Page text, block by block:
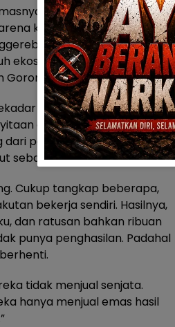
palsu, bukan juga
ketakutan telah
beberapa
ekosistem jual-beli emas
Gorontalo lumpuh total.
penegakan hukum biasa.
emas, hingga ancaman
dari penambang rakyat, telah
sebagai sweeping psikologis.
Cukup tangkap beberapa,
bekerja sendiri. Hasilnya,
dan ratusan bahkan ribuan
punya penghasilan. Padahal
tidak menjual senjata.
hanya menjual emas hasil